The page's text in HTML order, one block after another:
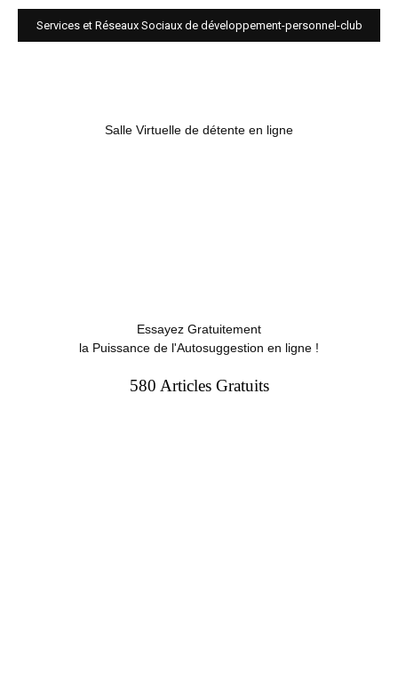
Services et Réseaux Sociaux de développement-personnel-club
Salle Virtuelle de détente en ligne
Essayez Gratuitement
la Puissance de l'Autosuggestion en ligne !
580 Articles Gratuits